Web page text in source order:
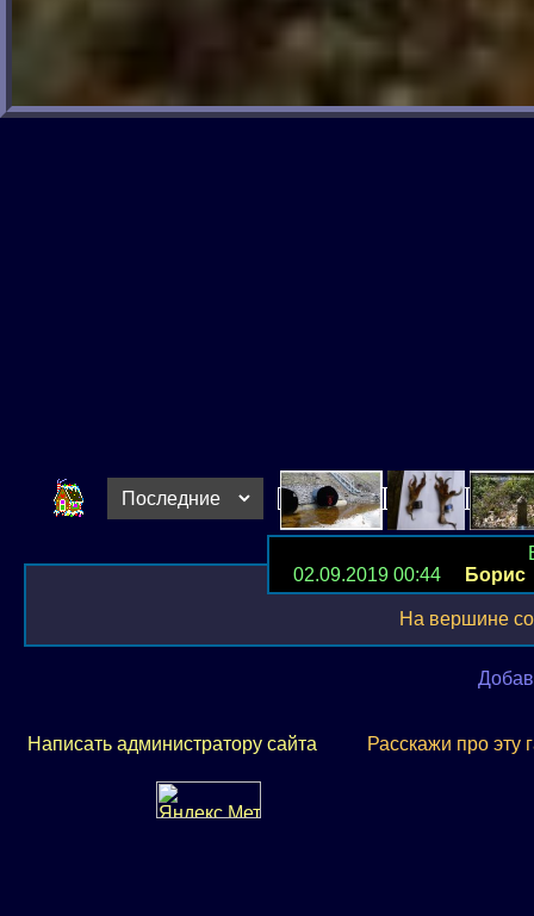
02.09.2019 00:44
Борис
На вершине
Написать администратору сайта Расскажи про эту